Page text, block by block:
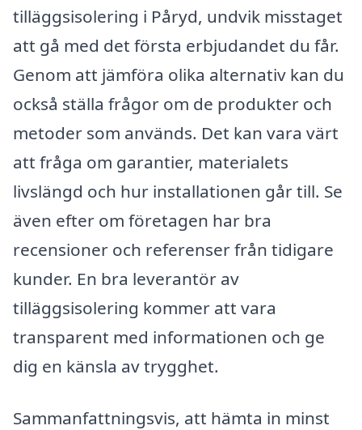
tilläggsisolering i Påryd, undvik misstaget
att gå med det första erbjudandet du får.
Genom att jämföra olika alternativ kan du
också ställa frågor om de produkter och
metoder som används. Det kan vara värt
att fråga om garantier, materialets
livslängd och hur installationen går till. Se
även efter om företagen har bra
recensioner och referenser från tidigare
kunder. En bra leverantör av
tilläggsisolering kommer att vara
transparent med informationen och ge
dig en känsla av trygghet.
Sammanfattningsvis, att hämta in minst